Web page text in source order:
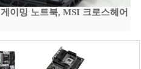
이밍 노트북, MSI 크로스헤어